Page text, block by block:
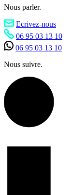
Nous parler.
Ecrivez-nous
06 95 03 13 10
06 95 03 13 10
Nous suivre.